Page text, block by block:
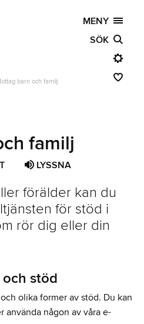
MENY
SÖK
barn och familj
familj
LYSSNA
förälder kan du
för stöd i
rör dig eller din
stöd
olika former av stöd. Du kan
använda någon av våra e-